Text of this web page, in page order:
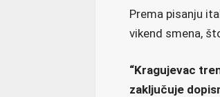
Prema pisanju
vikend smena,
“Kragujevac
zaključuje